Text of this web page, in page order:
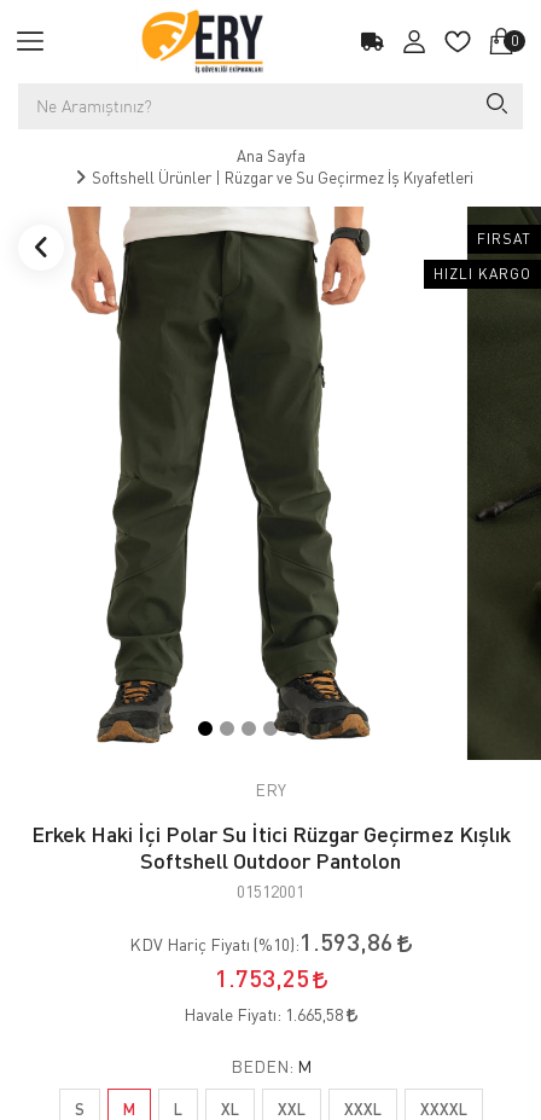
0
Ana Sayfa
Softshell Ürünler | Rüzgar ve Su Geçirmez İş Kıyafetleri
FIRSAT
HIZLI KARGO
ERY
Erkek Haki İçi Polar Su İtici Rüzgar Geçirmez Kışlık
Softshell Outdoor Pantolon
01512001
KDV Hariç Fiyatı (%10):1.593,86
1.753,25
Havale Fiyatı: 1.665,58
BEDEN: M
S M L XL XXL XXXL XXXXL